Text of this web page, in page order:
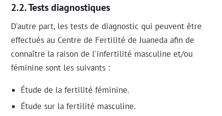
Tests diagnostiques
D'autre part, les tests de diagnostic qui peuvent être
effectués au Centre de Fertilité de Juaneda afin de
connaître la raison de l'infertilité masculine et/ou
féminine sont les suivants :
Étude de la fertilité féminine.
Étude sur la fertilité masculine.